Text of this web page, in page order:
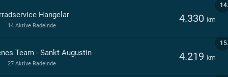
14.
Hangelar 4.330 km
14 Aktive Radelnde
15.
Team - Sankt Augustin 4.219 km
27 Aktive Radelnde